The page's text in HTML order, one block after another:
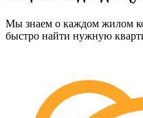
Мы знаем о каждом жилом
быстро найти нужную